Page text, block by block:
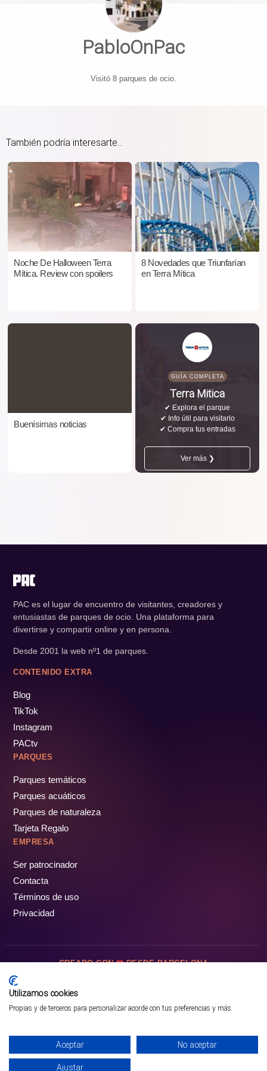
PabloOnPac
Visitó 8 parques de ocio.
También podría interesarte...
Noche De Halloween Terra
Mítica. Review con spoilers
8 Novedades que Triunfarían
en Terra Mítica
Buenísimas noticias
GUÍA COMPLETA
Terra Mitica
✔ Explora el parque
✔ Info útil para visitarlo
✔ Compra tus entradas
Ver más ❯
PAC es el lugar de encuentro de visitantes, creadores y
entusiastas de parques de ocio. Una plataforma para
divertirse y compartir online y en persona.
Desde 2001 la web nº1 de parques.
CONTENIDO EXTRA
Blog
TikTok
Instagram
PACtv
PARQUES
Parques temáticos
Parques acuáticos
Parques de naturaleza
Tarjeta Regalo
EMPRESA
Ser patrocinador
Contacta
Términos de uso
Privacidad
CREADO CON DESDE BARCELONA
Utilizamos cookies
Propias y de terceros para personalizar acorde con tus preferencias y más
Aceptar No aceptar
Ajustar